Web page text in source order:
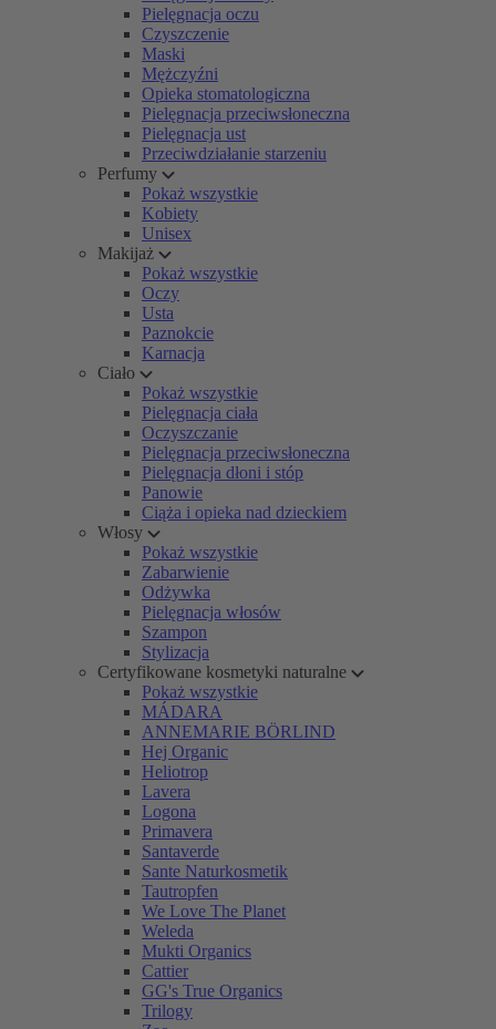
Pielęgnacja oczu
Czyszczenie
Maski
Mężczyźni
Opieka stomatologiczna
Pielęgnacja przeciwsłoneczna
Pielęgnacja ust
Przeciwdziałanie starzeniu
Perfumy
Pokaż wszystkie
Kobiety
Unisex
Makijaż
Pokaż wszystkie
Oczy
Usta
Paznokcie
Karnacja
Ciało
Pokaż wszystkie
Pielęgnacja ciała
Oczyszczanie
Pielęgnacja przeciwsłoneczna
Pielęgnacja dłoni i stóp
Panowie
Ciąża i opieka nad dzieckiem
Włosy
Pokaż wszystkie
Zabarwienie
Odżywka
Pielęgnacja włosów
Szampon
Stylizacja
Certyfikowane kosmetyki naturalne
Pokaż wszystkie
MÁDARA
ANNEMARIE BÖRLIND
Hej Organic
Heliotrop
Lavera
Logona
Primavera
Santaverde
Sante Naturkosmetik
Tautropfen
We Love The Planet
Weleda
Mukti Organics
Cattier
GG's True Organics
Trilogy